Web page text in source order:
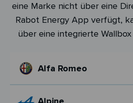
eine Marke nicht über eine
Rabot Energy App verfügt,
über eine integrierte
Alfa Romeo